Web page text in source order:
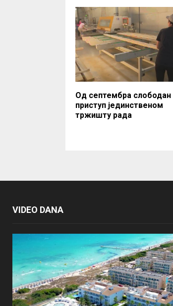
Од септембра слободан
приступ јединственом
тржишту рада
VIDEO DANA